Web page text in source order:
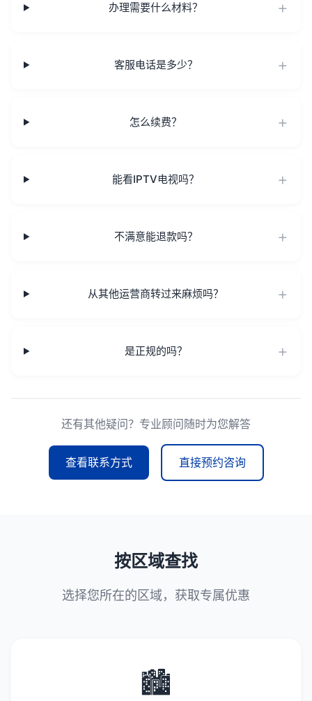
办理需要什么材料？
客服电话是多少？
怎么续费？
能看IPTV电视吗？
不满意能退款吗？
从其他运营商转过来麻烦吗？
是正规的吗？
还有其他疑问？专业顾问随时为您解答
查看联系方式 直接预约咨询
按区域查找
选择您所在的区域，获取专属优惠
🏙️